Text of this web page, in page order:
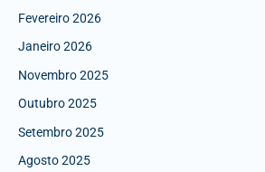
Fevereiro 2026
Janeiro 2026
Novembro 2025
Outubro 2025
Setembro 2025
Agosto 2025